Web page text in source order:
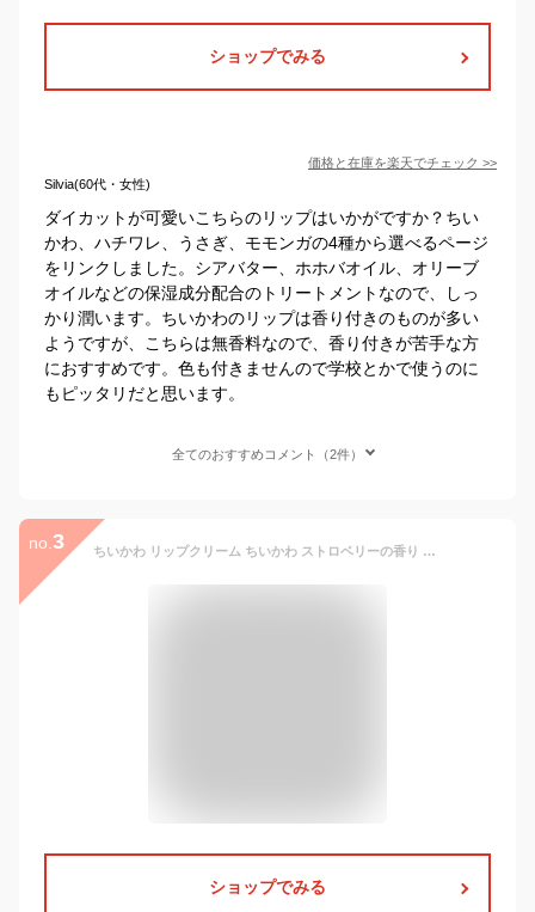
ショップでみる
価格と在庫を楽天でチェック >>
Silvia(60代・女性)
ダイカットが可愛いこちらのリップはいかがですか？ちい
かわ、ハチワレ、うさぎ、モモンガの4種から選べるページ
をリンクしました。シアバター、ホホバオイル、オリーブ
オイルなどの保湿成分配合のトリートメントなので、しっ
かり潤います。ちいかわのリップは香り付きのものが多い
ようですが、こちらは無香料なので、香り付きが苦手な方
におすすめです。色も付きませんので学校とかで使うのに
もピッタリだと思います。
全てのおすすめコメント（2件）
no. 3 ちいかわ リップクリーム ちいかわ ストロベリーの香り 244427 X LINEスタンプ なんか小さくてかわいいやつ
ショップでみる